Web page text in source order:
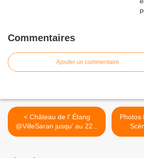
Commentaires
Ajouter un commentaire
< Château de l' Étang
@VilleSaran ​jusqu' au 22...
Photos Dick Annegarn​ à la